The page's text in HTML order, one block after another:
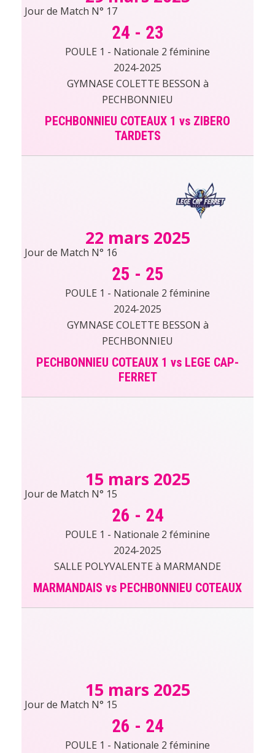
Jour de Match N° 17
24 - 23
POULE 1 - Nationale 2 féminine
2024-2025
GYMNASE COLETTE BESSON à
PECHBONNIEU
PECHBONNIEU COTEAUX 1 vs ZIBERO
TARDETS
22 mars 2025
Jour de Match N° 16
25 - 25
POULE 1 - Nationale 2 féminine
2024-2025
GYMNASE COLETTE BESSON à
PECHBONNIEU
PECHBONNIEU COTEAUX 1 vs LEGE CAP-
FERRET
15 mars 2025
Jour de Match N° 15
26 - 24
POULE 1 - Nationale 2 féminine
2024-2025
SALLE POLYVALENTE à MARMANDE
MARMANDAIS vs PECHBONNIEU COTEAUX
15 mars 2025
Jour de Match N° 15
26 - 24
POULE 1 - Nationale 2 féminine